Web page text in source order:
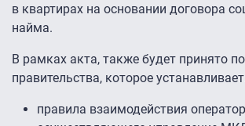
в квартирах на основании договора
найма.
В рамках акта, также будет принято
правительства, которое
правила взаимодействия